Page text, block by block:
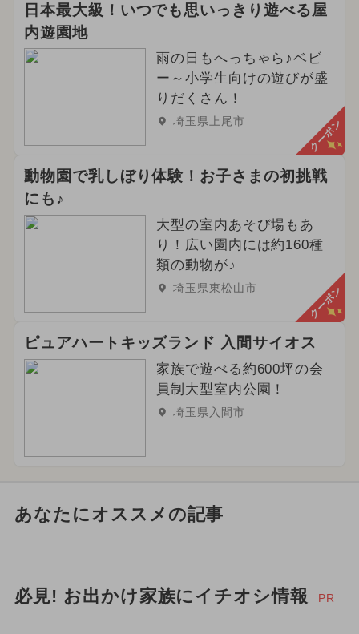
日本最大級！いつでも思いっきり遊べる屋
内遊園地
雨の日もへっちゃら♪ベビ
ー～小学生向けの遊びが盛
りだくさん！
埼玉県上尾市 クーポン
動物園で乳しぼり体験！お子さまの初挑戦
にも♪
大型の室内あそび場もあ
り！広い園内には約160種
類の動物が♪
埼玉県東松山市 クーポン
ピュアハートキッズランド 入間サイオス
家族で遊べる約600坪の会
員制大型室内公園！
埼玉県入間市
あなたにオススメの記事
必見! お出かけ家族にイチオシ情報 PR